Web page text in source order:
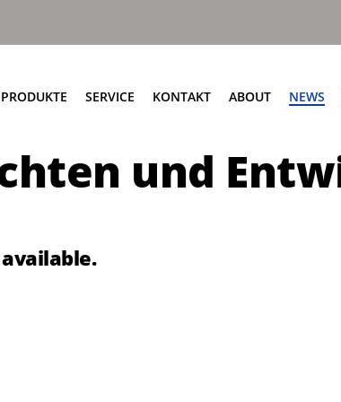
PRODUKTE
Seitenlader
Frontlader
SERVICE KONTAKT
Terberg HS Hauptsitz
Terberg HS
ABOUT NEWS
und